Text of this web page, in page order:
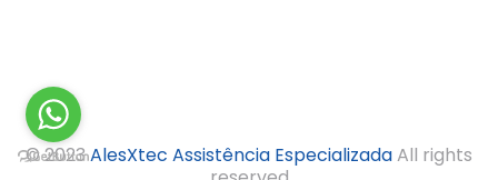
© 2023AlesXtec Assistência EspecializadaAll rights